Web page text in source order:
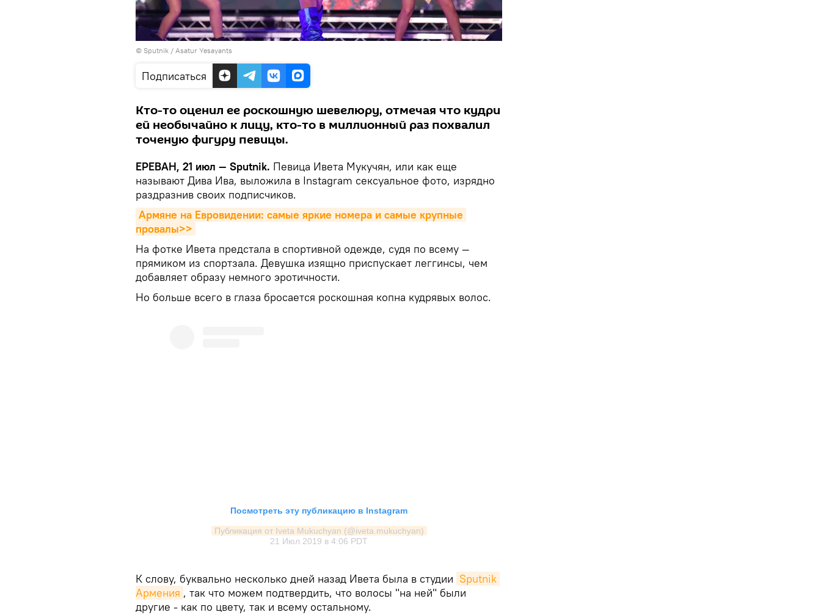
© Sputnik / Asatur Yesayants
Подписаться
Кто-то оценил ее роскошную шевелюру, отмечая что кудри
ей необычайно к лицу, кто-то в миллионный раз похвалил
точеную фигуру певицы.
ЕРЕВАН, 21 июл — Sputnik. Певица Ивета Мукучян, или как еще
называют Дива Ива, выложила в Instagram сексуальное фото, изрядно
раздразнив своих подписчиков.
Армяне на Евровидении: самые яркие номера и самые крупные
провалы>>
На фотке Ивета предстала в спортивной одежде, судя по всему —
прямиком из спортзала. Девушка изящно приспускает леггинсы, чем
добавляет образу немного эротичности.
Но больше всего в глаза бросается роскошная копна кудрявых волос.
Посмотреть эту публикацию в Instagram
Публикация от Iveta Mukuchyan (@iveta.mukuchyan)
21 Июл 2019 в 4:06 PDT
К слову, буквально несколько дней назад Ивета была в студии Sputnik
Армения , так что можем подтвердить, что волосы "на ней" были
другие - как по цвету, так и всему остальному.